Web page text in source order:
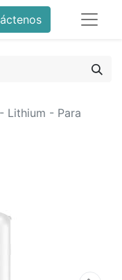
Lithium - Para